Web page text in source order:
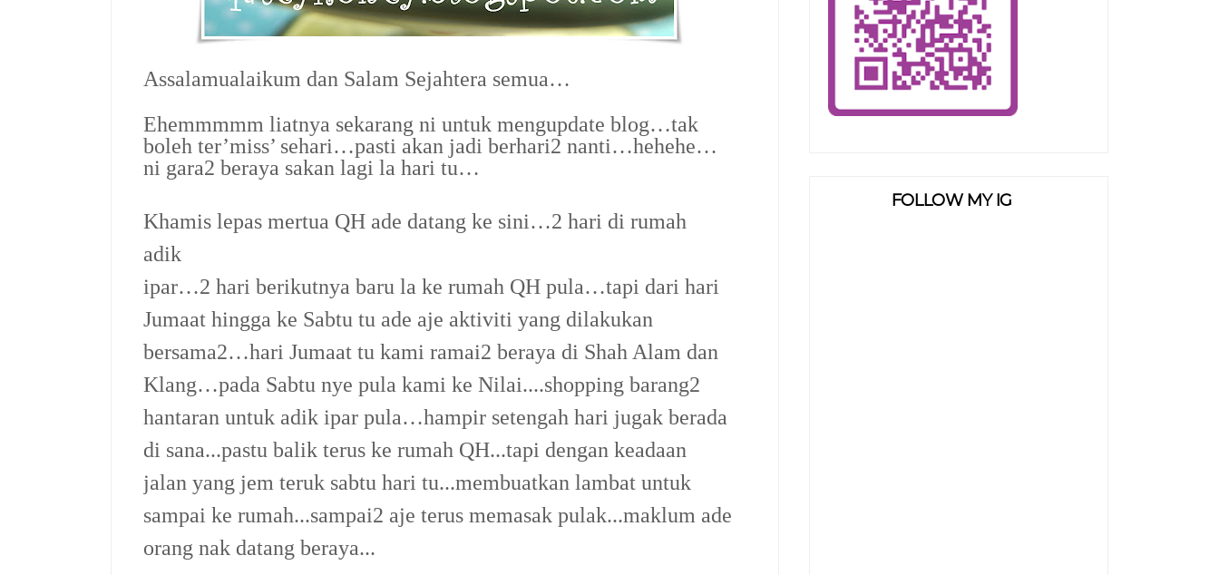
Assalamualaikum dan Salam Sejahtera semua…
Ehemmmmm liatnya sekarang ni untuk mengupdate blog…tak
boleh ter’miss’ sehari…pasti akan jadi berhari2 nanti…hehehe…
ni gara2 beraya sakan lagi la hari tu…
Khamis lepas mertua QH ade datang ke sini…2 hari di rumah
adik
ipar…2 hari berikutnya baru la ke rumah QH pula…tapi dari hari
Jumaat hingga ke Sabtu tu ade aje aktiviti yang dilakukan
bersama2…hari Jumaat tu kami ramai2 beraya di Shah Alam dan
Klang…pada Sabtu nye pula kami ke Nilai....shopping barang2
hantaran untuk adik ipar pula…hampir setengah hari jugak berada
di sana...pastu balik terus ke rumah QH...tapi dengan keadaan
jalan yang jem teruk sabtu hari tu...membuatkan lambat untuk
sampai ke rumah...sampai2 aje terus memasak pulak...maklum ade
orang nak datang beraya...
FOLLOW MY IG